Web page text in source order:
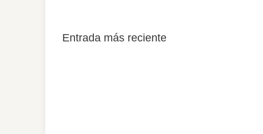
Entrada más reciente